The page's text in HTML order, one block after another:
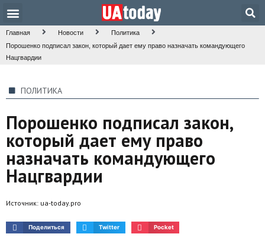
Главная Новости
Политика
Порошенко подписал закон, который дает ему право назначать командующего
Нацгвардии
ПОЛИТИКА
Порошенко подписал закон,
который дает ему право
назначать командующего
Нацгвардии
Источник: ua-today.pro
Поделиться Twitter Pocket